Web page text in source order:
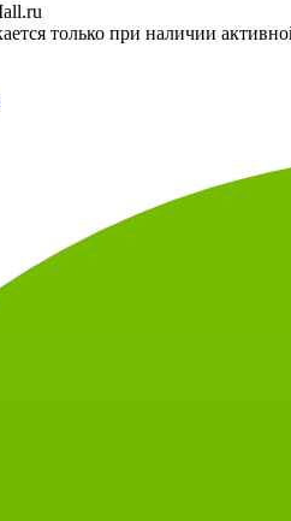
только при наличии активной